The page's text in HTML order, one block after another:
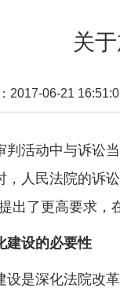
关
2017-06-21
判活动中与诉讼
，人民法院的诉
出了更高要求
设的必要性
深化法院改革